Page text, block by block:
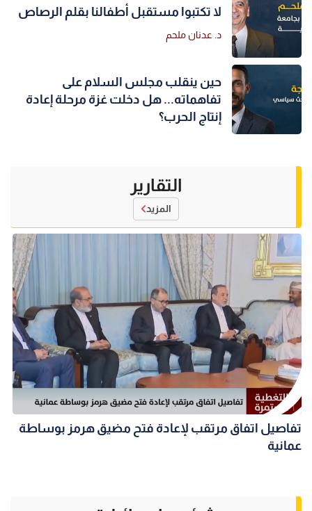
لا تكتبوا مستقبل أطفالنا بقلم الرصاص
د. عدنان ملحم
حين ينقلب مجلس السلام على
تفاهماته... هل دخلت غزة مرحلة إعادة
إنتاج الحرب؟
التقارير
المزيد
تفاصيل اتفاق مرتقب لإعادة فتح مضيق هرمز بوساطة
عمانية